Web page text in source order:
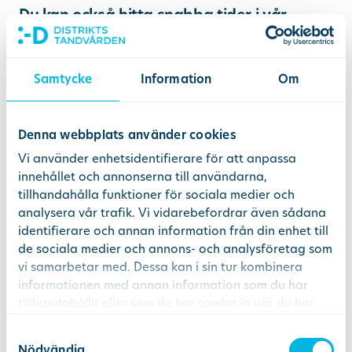
Samtycke Information Om
Denna webbplats använder cookies
Vi använder enhetsidentifierare för att anpassa
innehållet och annonserna till användarna,
tillhandahålla funktioner för sociala medier och
analysera vår trafik. Vi vidarebefordrar även sådana
identifierare och annan information från din enhet till
de sociala medier och annons- och analysföretag som
vi samarbetar med. Dessa kan i sin tur kombinera
informationen med annan information som du har
tillhandahållit eller som de har samlat in när du har
Du kan också hitta snabba tider i vår
onlinebokning:
Vad ska man tänka på när ett barn slår ut en
mjölktand?
Vad gör man efter att en mjölktand slagits
ut?